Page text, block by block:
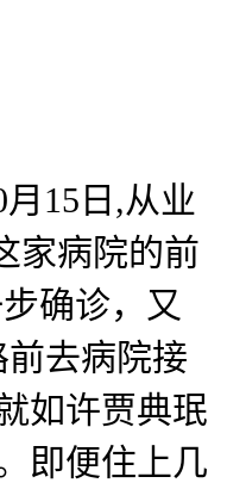
月15日,从业
家病院的前
确诊，又
去病院接
如许贾典珉
即便住上几